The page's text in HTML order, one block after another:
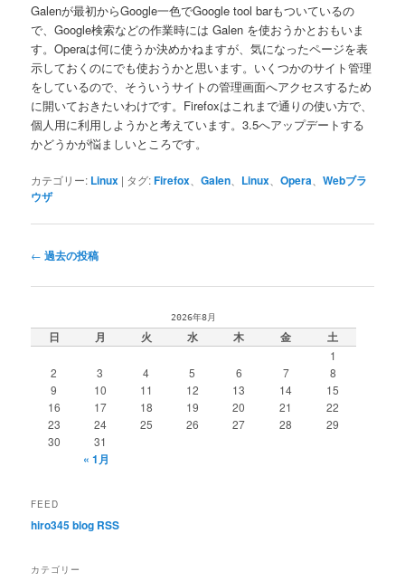
Galenが最初からGoogle一色でGoogle tool barもついているの
で、Google検索などの作業時には Galen を使おうかとおもいま
す。Operaは何に使うか決めかねますが、気になったページを表
示しておくのにでも使おうかと思います。いくつかのサイト管理
をしているので、そういうサイトの管理画面へアクセスするため
に開いておきたいわけです。Firefoxはこれまで通りの使い方で、
個人用に利用しようかと考えています。3.5へアップデートする
かどうかが悩ましいところです。
カテゴリー: Linux | タグ:Firefox 、Galen Linux 、Opera 、Webブラ
ウザ
投
ナ
ゲ
ー
← 過去の投稿
2026年8月
日 月 火 水 木 金 土
1
2
3 4 5 6 7
8
9
10 11 12 13 14
15
16
17 18 19 20 21
22
23
24 25 26 27 28
29
30
31
« 1月
FEED
hiro345 blog RSS
カテゴリー